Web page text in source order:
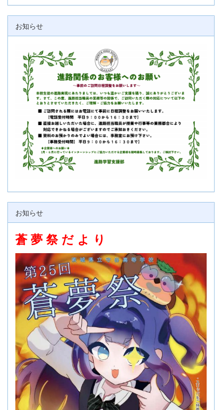
お知らせ
お知らせ
蒼 夢 祭 だ よ り